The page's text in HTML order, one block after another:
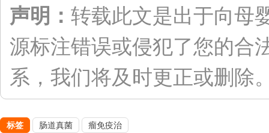
声明： 转载此文是出于向母
源标注错误或侵犯了您的合
系，我们将及时更正或删除
标签 肠道真菌 瘤免疫治